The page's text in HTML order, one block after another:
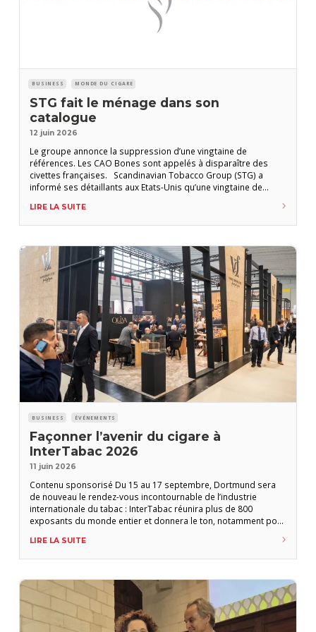
BUSINESS MONDE DU CIGARE
STG fait le ménage dans son
catalogue
12 juin 2026
Le groupe annonce la suppression d’une vingtaine de
références. Les CAO Bones sont appelés à disparaître des
civettes françaises. Scandinavian Tobacco Group (STG) a
informé ses détaillants aux Etats-Unis qu’une vingtaine de
prochainement disparaître. La plupart des suppressions
annoncées concernent des cigares qui ne sont pas distribués
LIRE LA SUITE
BUSINESS ÉVÉNEMENTS
Façonner l’avenir du cigare à
InterTabac 2026
11 juin 2026
Contenu sponsorisé Du 15 au 17 septembre, Dortmund sera
de nouveau le rendez-vous incontournable de l’industrie
internationale du tabac : InterTabac réunira plus de 800
exposants du monde entier et donnera le ton, notamment pour
salon (réservé aux professionnels), ce secteur n’a cessé
d’évoluer et offre aux fabricants et
LIRE LA SUITE